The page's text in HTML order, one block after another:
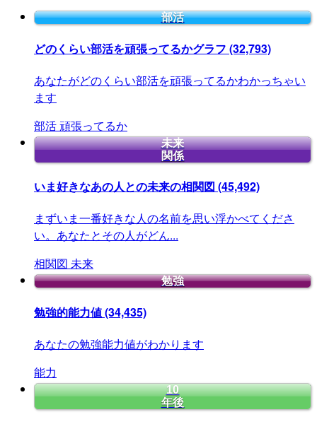
部活
どのくらい部活を頑張ってるかグラフ (32,793)
あなたがどのくらい部活を頑張ってるかわかっちゃい
ます
部活頑張ってるか
未来
関係
いま好きなあの人との未来の相関図 (45,492)
まずいま一番好きな人の名前を思い浮かべてくださ
い。あなたとその人がどん...
相関図 未来
勉強
勉強的能力値(34,435)
あなたの勉強能力値がわかります
能力
10
年後